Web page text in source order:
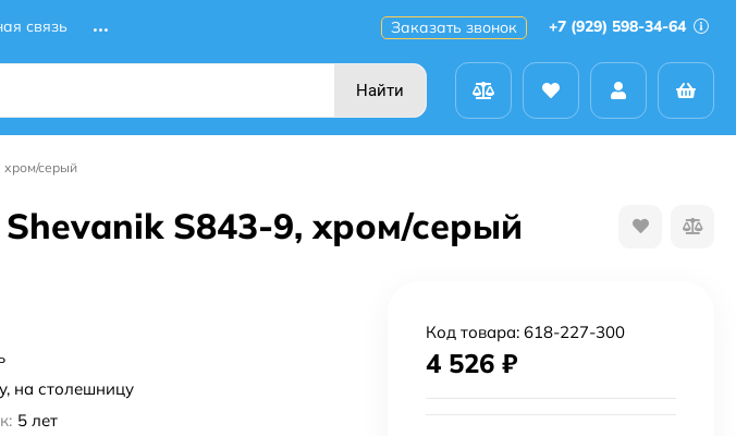
связь Заказать звонок +7 (929) 598-34-64
Найти
хром/серый
S843-9, хром/серый
на столешницу
5 лет
Код товара: 618-227-300
4 526 ₽